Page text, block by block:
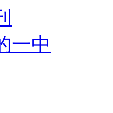
一中